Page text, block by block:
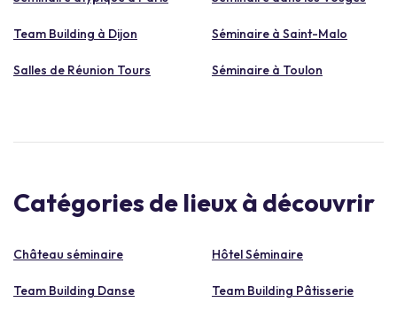
Team Building à Dijon Séminaire à Saint-Malo
Salles de Réunion Tours Séminaire à Toulon
Catégories de lieux à découvrir
Château séminaire Hôtel Séminaire
Team Building Danse Team Building Pâtisserie